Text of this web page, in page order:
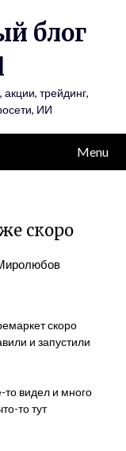
блог
трейдинг,
ИИ
Menu
скоро
скоро
и запустили
то видел и много
то тут